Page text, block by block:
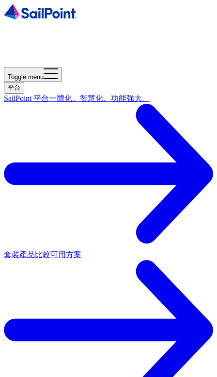
Toggle menu
平台
SailPoint 平台一體化。智慧化。功能強大。
套裝產品比較可用方案